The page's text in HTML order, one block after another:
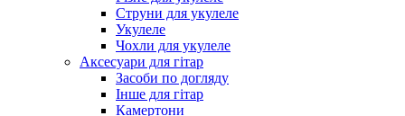
Струни для укулеле
Укулеле
Чохли для укулеле
Аксесуари для гітар
Засоби по догляду
Інше для гітар
Камертони